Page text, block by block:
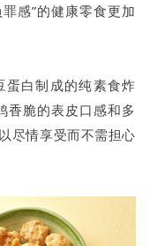
感”的健康零食更加
白制成的纯素食炸
香脆的表皮口感和多
尽情享受而不需担心